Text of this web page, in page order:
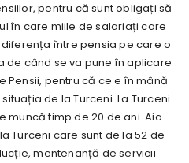
pentru că sunt obligați să
în care miile de salariați care
între pensia pe care o
de când se va pune în aplicare
Pensii, pentru că ce e în mână
de la Turceni. La Turceni
muncă timp de 20 de ani. Aia
Turceni care sunt de la 52 de
mentenanță de servicii